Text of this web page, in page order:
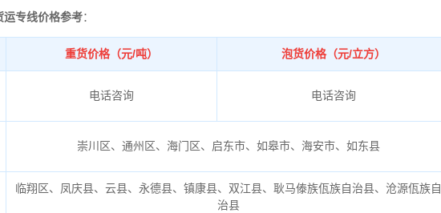
运专线价格参考：
重货价格（元/吨） 泡货价格（元/立方）
电话咨询 电话咨询
崇川区、通州区、海门区、启东市、如皋市、海安市、如东县
临翔区、凤庆县、云县、永德县、镇康县、双江县、耿马傣族佤族自治县、沧源佤族自
治县